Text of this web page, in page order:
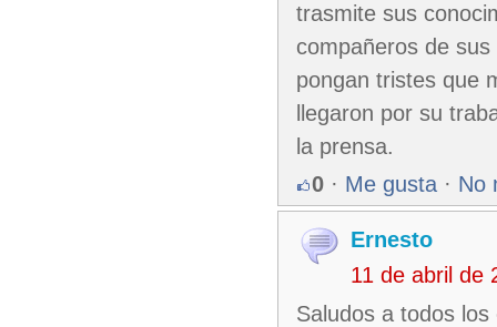
trasmite sus
compañeros de
pongan tristes que
llegaron por su
la prensa.
0 · Me gusta · No
Ernesto
11 de abril de
Saludos a todos